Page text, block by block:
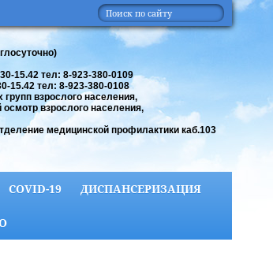
15.42 тел: 8-923-380-0109
15.42 тел: 8-923-380-0108
взрослого населения,
взрослого населения,
медицинской профилактики каб.103
COVID-19 ДИСПАНСЕРИЗАЦИЯ